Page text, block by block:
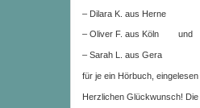
– Dilara K. aus Herne
– Oliver F. aus Köln und
– Sarah L. aus Gera
für je ein Hörbuch,
Herzlichen Glückwunsch!